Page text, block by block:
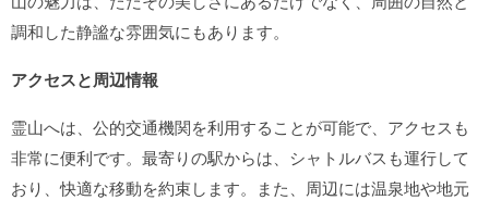
調和した静謐な雰囲気にもあります。
アクセスと周辺情報
霊山へは、公的交通機関を利用することが可能で、アクセスも
非常に便利です。最寄りの駅からは、シャトルバスも運行して
おり、快適な移動を約束します。また、周辺には温泉地や地元